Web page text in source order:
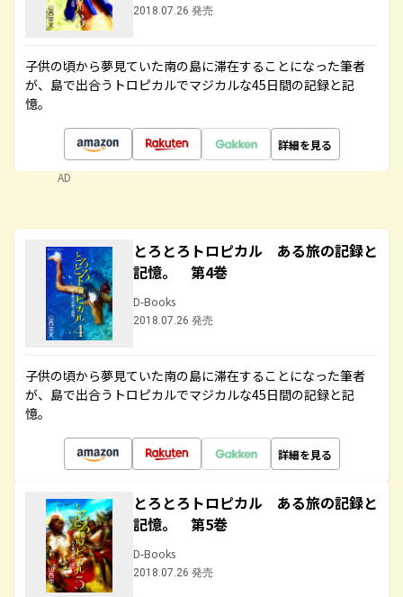
2018.07.26 発売
子供の頃から夢見ていた南の島に滞在することになった筆者
が、島で出合うトロピカルでマジカルな45日間の記録と記
憶。
詳細を見る
AD
とろとろトロピカル ある旅の記録と
記憶。 第4巻
D-Books
2018.07.26 発売
子供の頃から夢見ていた南の島に滞在することになった筆者
が、島で出合うトロピカルでマジカルな45日間の記録と記
憶。
詳細を見る
とろとろトロピカル ある旅の記録と
記憶。 第5巻
D-Books
2018.07.26 発売